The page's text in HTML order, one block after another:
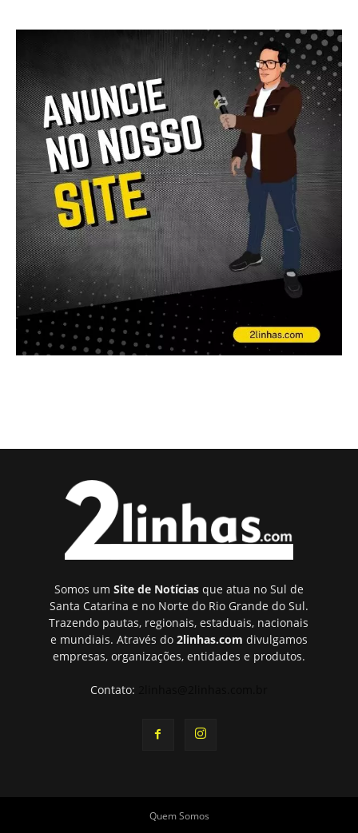
Somos um Site de Notíciasque atua no Sul de
Santa Catarina e no Norte do Rio Grande do Sul.
Trazendo pautas, regionais, estaduais, nacionais
e mundiais. Através do 2linhas.com divulgamos
empresas, organizações, entidades e produtos.
Contato:
Quem Somos